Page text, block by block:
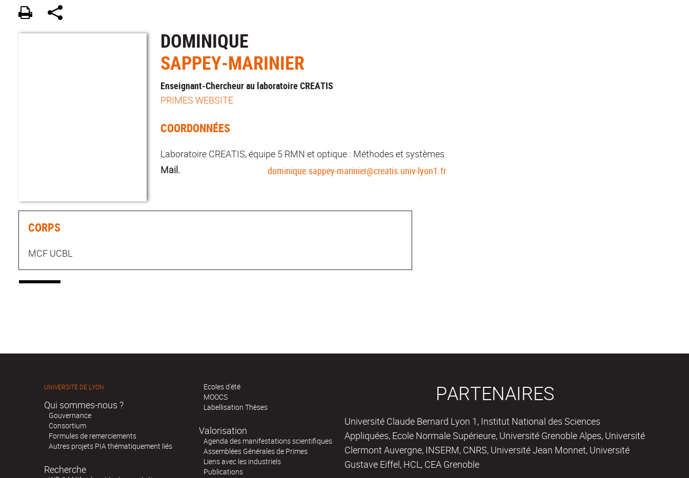
DOMINIQUE
SAPPEY-MARINIER
Enseignant-Chercheur au laboratoire CREATIS
PRIMES WEBSITE
COORDONNÉES
Laboratoire CREATIS, équipe 5 RMN et optique : Méthodes et systèmes
Mail.
dominique.sappey-marinier@creatis.univ-lyon1.fr
CORPS
MCF UCBL
UNIVERSITÉ DE LYON
Qui sommes-nous ?
Gouvernance
Consortium
Formules de remerciements
Autres projets PIA thématiquement liés
Recherche
Ecoles d'été
MOOCS
Labellisation Thèses
Valorisation
Agenda des manifestations scientifiques
Assemblées Générales de Primes
Liens avec les industriels
Publications
PARTENAIRES
Université Claude Bernard Lyon 1, Institut National des Sciences
Appliquées, Ecole Normale Supérieure, Université Grenoble Alpes, Université
Clermont Auvergne, INSERM, CNRS, Université Jean Monnet, Université
Gustave Eiffel, HCL, CEA Grenoble